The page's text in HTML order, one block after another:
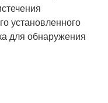
установленного
для обнаружения